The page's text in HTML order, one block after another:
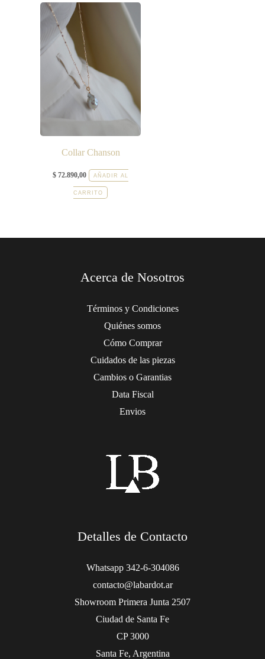
Collar Chanson
$ 72.890,00 AÑADIR AL
CARRITO
Acerca de Nosotros
Términos y Condiciones
Quiénes somos
Cómo Comprar
Cuidados de las piezas
Cambios o Garantias
Data Fiscal
Envios
Detalles de Contacto
Whatsapp 342-6-304086
contacto@labardot.ar
Showroom Primera Junta 2507
Ciudad de Santa Fe
CP 3000
Santa Fe, Argentina